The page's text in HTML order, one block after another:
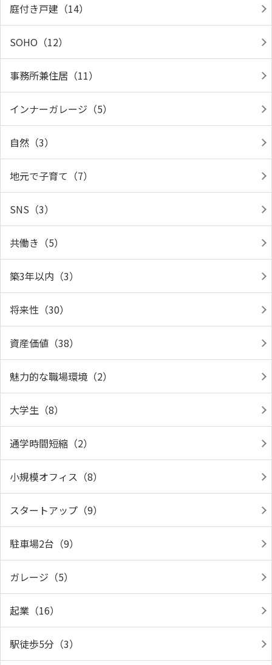
庭付き戸建（14）
SOHO（12）
事務所兼住居（11）
インナーガレージ（5）
自然（3）
地元で子育て（7）
SNS（3）
共働き（5）
築3年以内（3）
将来性（30）
資産価値（38）
魅力的な職場環境（2）
大学生（8）
通学時間短縮（2）
小規模オフィス（8）
スタートアップ（9）
駐車場2台（9）
ガレージ（5）
起業（16）
駅徒歩5分（3）